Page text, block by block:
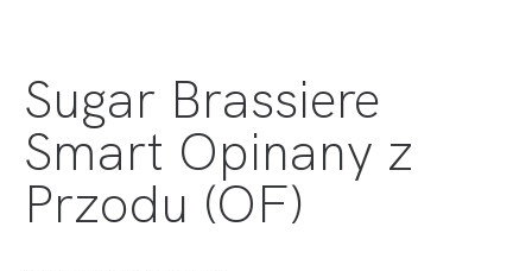
Sugar Brassiere
Smart Opinany z
Przodu (OF)